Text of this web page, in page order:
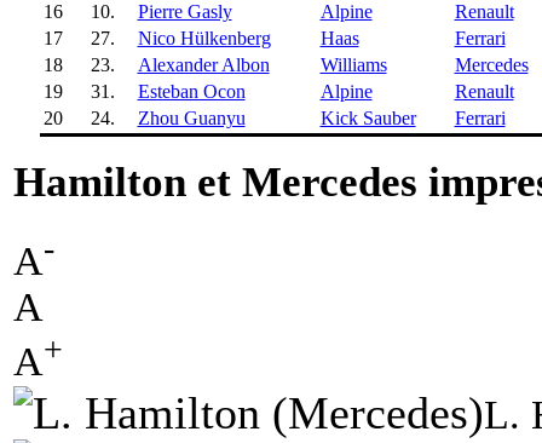
16
10. Pierre Gasly Alpine
Renault
17
27. Nico Hülkenberg Haas
Ferrari
18
23. Alexander Albon Williams
Mercedes
19
31. Esteban Ocon Alpine
Renault
20
24. Zhou Guanyu Kick Sauber Ferrari
Hamilton et Mercedes
A-
A
A+
L.